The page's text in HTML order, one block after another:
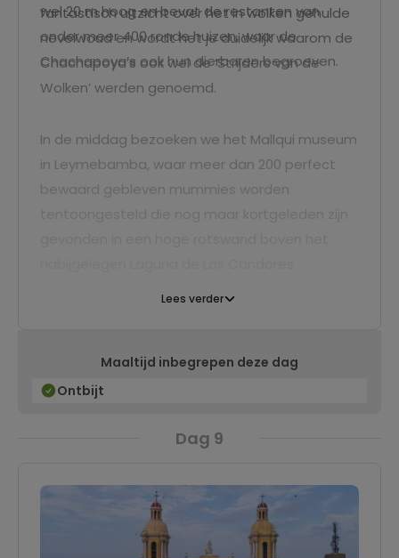
wel 20 m hoog en bevat de restanten van
onder meer 400 ronde huizen, waar de
Chachapoya’s ook hun dierbaren begroeven.
fantastisch uitzicht over het in wolken gehulde
nevelwoud en wordt het je duidelijk waarom de
Chachapoya’s ook wel de ‘Strijders van de
Wolken’ werden genoemd.
In de middag bezoeken we het Mallqui museum
in Leymebamba, waar meer dan 200 perfect
bewaard gebleven mummies worden
Lees verder
Maaltijd inbegrepen deze dag
Ontbijt
Dag 9